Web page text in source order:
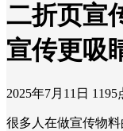
二折页宣
宣传更吸
2025年7月11日 1195
很多人在做宣传物